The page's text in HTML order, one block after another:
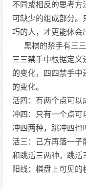
不同或相反的思考方
可缺少的组成部分。
巧的人，才更能体会
黑棋的禁手有三三
三三禁手中根据定
的变化，四四禁手中
的变化。
活四：有两个点可以
冲四：只有一个点可
冲四两种，跳冲四也
活三：己方再落一子
和跳活三两种，跳活
阳线：棋盘上可见的